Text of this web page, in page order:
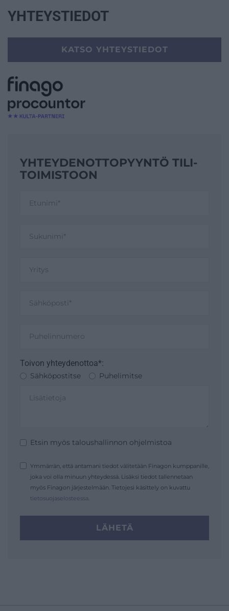
YHTEYSTIEDOT
KATSO YHTEYSTIEDOT
YHTEYDENOTTO­PYYNTÖ TILI­
TOIMISTOON
Toivon yhteydenottoa*:
Sähköpostitse Puhelimitse
Etsin myös taloushallinnon ohjelmistoa
Ymmärrän, että antamani tiedot välitetään Finagon kumppanille,
joka voi olla minuun yhteydessä. Lisäksi tiedot tallennetaan
myös Finagon järjestelmään. Tietojesi käsittely on kuvattu
tietosuojaselosteessa .
LÄHETÄ